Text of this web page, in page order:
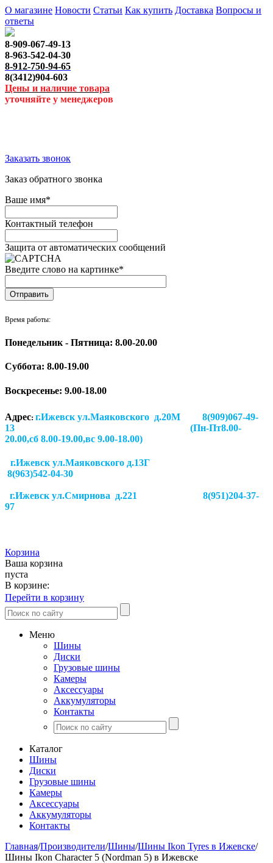
О магазине Новости Статьи Как купить Доставка Вопросы и
ответы
8-909-067-49-13
8-963-542-04-30
8-912-750-94-65
8(3412)904-603
Цены и наличие товара
уточняйте у менеджеров
Заказать звонок
Заказ обратного звонка
Ваше имя*
Контактный телефон
Защита от автоматических сообщений
Введите слово на картинке*
Время работы:
Понедельник - Пятница: 8.00-20.00
Суббота: 8.00-19.00
Воскресенье: 9.00-18.00
Адрес: г.Ижевск ул.Маяковского д.20М 8(909)067-49-
13 (Пн-Пт8.00-
20.00,сб 8.00-19.00,вс 9.00-18.00)
г.Ижевск ул.Маяковского д.13Г
8(963)542-04-30
г.Ижевск ул.Смирнова д.221
8(951)204-37-
97
Корзина
Ваша корзина
пуста
В корзине:
Перейти в корзину
Меню
Шины
Диски
Грузовые шины
Камеры
Аксессуары
Аккумуляторы
Контакты
Каталог
Шины
Диски
Грузовые шины
Камеры
Аксессуары
Аккумуляторы
Контакты
Главная/Производители/Шины/Шины Ikon Tyres в Ижевске/
Шины Ikon Character 5 (Nordman 5) в Ижевске